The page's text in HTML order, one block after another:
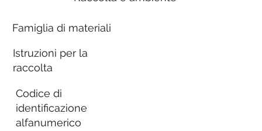
Famiglia di materiali
Istruzioni per la
raccolta
Codice di
identificazione
alfanumerico